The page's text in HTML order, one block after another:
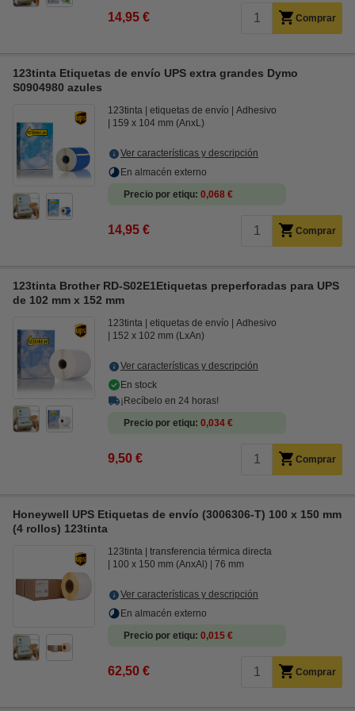
14,95 € Comprar
123tinta Etiquetas de envío UPS extra grandes Dymo
S0904980 azules
123tinta etiquetas de envío
Adhesivo
159 x 104 mm (AnxL)
Ver características y descripción
En almacén externo
Precio por etiqu 0,068 €
14,95 € Comprar
123tinta Brother RD-S02E1Etiquetas preperforadas para UPS
de 102 mm x 152 mm
123tinta etiquetas de envío
Adhesivo
152 x 102 mm (LxAn)
Ver características y descripción
En stock
¡Recíbelo en 24 horas!
Precio por etiqu 0,034 €
9,50 € Comprar
Honeywell UPS Etiquetas de envío (3006306-T) 100 x 150 mm
(4 rollos) 123tinta
123tinta
transferencia térmica directa
100 x 150 mm (AnxAl)
76 mm
Ver características y descripción
En almacén externo
Precio por etiqu 0,015 €
62,50 € Comprar